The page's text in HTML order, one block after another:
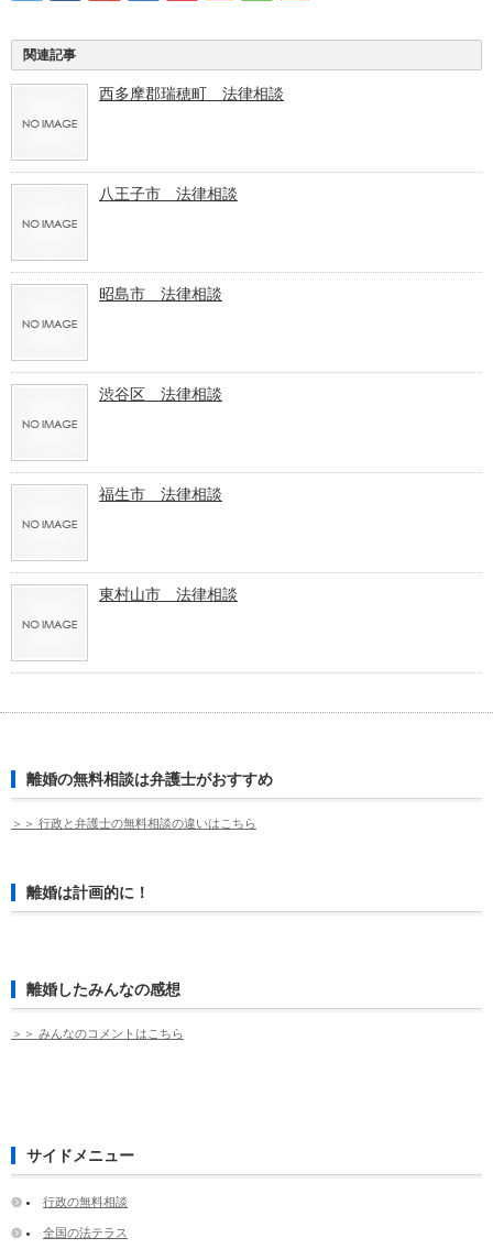
関連記事
西多摩郡瑞穂町 法律相談
八王子市 法律相談
昭島市 法律相談
渋谷区 法律相談
福生市 法律相談
東村山市 法律相談
離婚の無料相談は弁護士がおすすめ
＞＞ 行政と弁護士の無料相談の違いはこちら
離婚は計画的に！
離婚したみんなの感想
＞＞ みんなのコメントはこちら
サイドメニュー
行政の無料相談
全国の法テラス